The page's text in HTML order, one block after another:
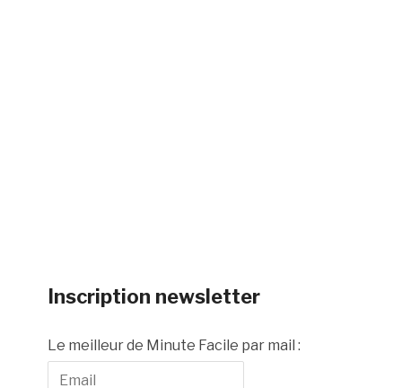
Inscription newsletter
Le meilleur de Minute Facile par mail :